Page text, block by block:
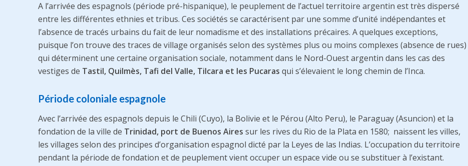
A l’arrivée des espagnols (période pré-hispanique), le peuplement de l’actuel territoire argentin est très dispersé
entre les différentes ethnies et tribus. Ces sociétés se caractérisent par une somme d’unité indépendantes et
l’absence de tracés urbains du fait de leur nomadisme et des installations précaires. A quelques exceptions,
puisque l’on trouve des traces de village organisés selon des systèmes plus ou moins complexes (absence de rues)
qui déterminent une certaine organisation sociale, notamment dans le Nord-Ouest argentin dans les cas des
vestiges de Tastil, Quilmès, Tafi del Valle, Tilcara et les Pucaras qui s’élevaient le long chemin de l’Inca.
Période coloniale espagnole
Avec l’arrivée des espagnols depuis le Chili (Cuyo), la Bolivie et le Pérou (Alto Peru), le Paraguay (Asuncion) et la
fondation de la ville de Trinidad, port de Buenos Aires sur les rives du Rio de la Plata en 1580; naissent les villes,
les villages selon des principes d’organisation espagnol dicté par la Leyes de las Indias. L’occupation du territoire
pendant la période de fondation et de peuplement vient occuper un espace vide ou se substituer à l’existant.